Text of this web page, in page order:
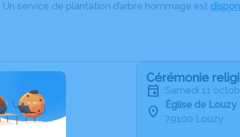
Un service de plantation d’arbre hommage est
Cérémonie
samedi 11
Église de Louzy
79100 Louzy